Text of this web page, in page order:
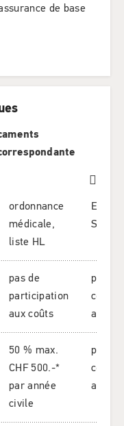
de base
ordonnance
médicale,
liste HL
pas de
participation
aux coûts
pas de
aux
50 % max.
CHF 500.-*
par année
civile
pas de
aux